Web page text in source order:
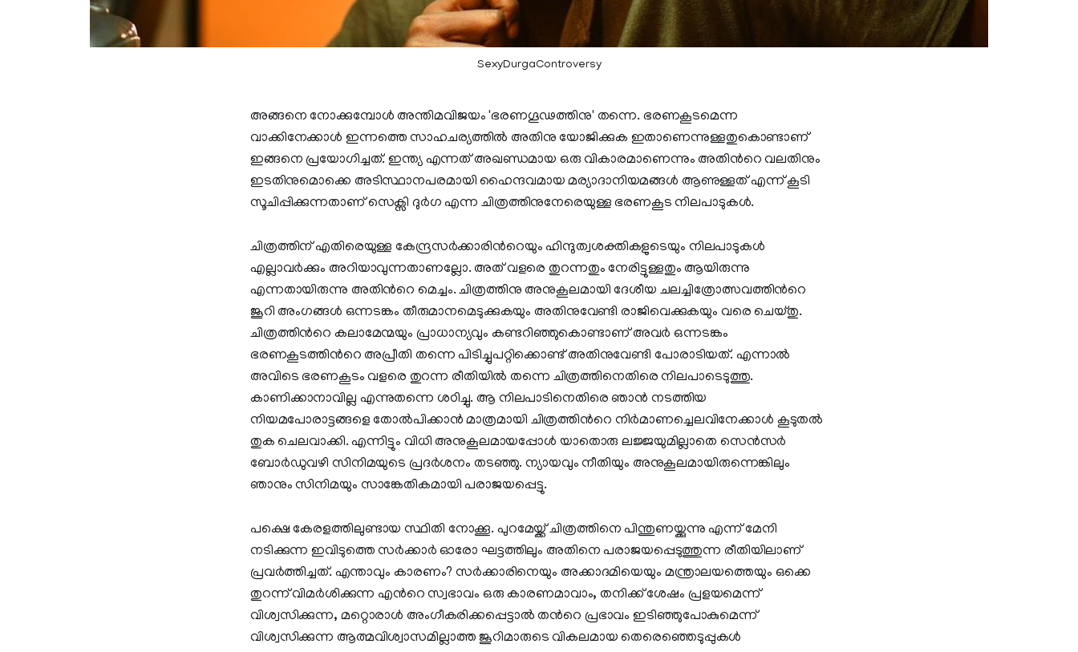
SexyDurgaControversy
അങ്ങനെ നോക്കുമ്പോൾ അന്തിമവിജയം 'ഭരണഗൂഢത്തിനു' തന്നെ. ഭരണകൂടമെന്ന
വാക്കിനേക്കാൾ ഇന്നത്തെ സാഹചര്യത്തിൽ അതിനു യോജിക്കുക ഇതാണെന്നുള്ളതുകൊണ്ടാണ്
ഇങ്ങനെ പ്രയോഗിച്ചത്. ഇന്ത്യ എന്നത് അഖണ്ഡമായ ഒരു വികാരമാണെന്നും അതിന്‍റെ വലതിനും
ഇടതിനുമൊക്കെ അടിസ്ഥാനപരമായി ഹൈന്ദവമായ മര്യാദാനിയമങ്ങൾ ആണുള്ളത് എന്ന് കൂടി
സൂചിപ്പിക്കുന്നതാണ് സെക്സി ദുർഗ എന്ന ചിത്രത്തിനുനേരെയുള്ള ഭരണകൂട നിലപാടുകൾ.
ചിത്രത്തിന് എതിരെയുള്ള കേന്ദ്രസർക്കാരിന്‍റെയും ഹിന്ദുത്വശക്തികളുടെയും നിലപാടുകൾ
എല്ലാവർക്കും അറിയാവുന്നതാണല്ലോ. അത് വളരെ തുറന്നതും നേരിട്ടുള്ളതും ആയിരുന്നു
എന്നതായിരുന്നു അതിന്‍റെ മെച്ചം. ചിത്രത്തിനു അനുകൂലമായി ദേശീയ ചലച്ചിത്രോത്സവത്തിന്‍റെ
ജൂറി അംഗങ്ങൾ ഒന്നടങ്കം തീരുമാനമെടുക്കുകയും അതിനുവേണ്ടി രാജിവെക്കുകയും വരെ ചെയ്തു.
ചിത്രത്തിന്‍റെ കലാമേന്മയും പ്രാധാന്യവും കണ്ടറിഞ്ഞുകൊണ്ടാണ് അവർ ഒന്നടങ്കം
ഭരണകൂടത്തിന്‍റെ അപ്രീതി തന്നെ പിടിച്ചുപറ്റിക്കൊണ്ട് അതിനുവേണ്ടി പോരാടിയത്. എന്നാൽ
അവിടെ ഭരണകൂടം വളരെ തുറന്ന രീതിയിൽ തന്നെ ചിത്രത്തിനെതിരെ നിലപാടെടുത്തു.
കാണിക്കാനാവില്ല എന്നുതന്നെ ശഠിച്ചു. ആ നിലപാടിനെതിരെ ഞാൻ നടത്തിയ
നിയമപോരാട്ടങ്ങളെ തോൽപിക്കാൻ മാത്രമായി ചിത്രത്തിന്‍റെ നിർമാണച്ചെലവിനേക്കാൾ കൂടുതൽ
തുക ചെലവാക്കി. എന്നിട്ടും വിധി അനുകൂലമായപ്പോൾ യാതൊരു ലജ്ജയുമില്ലാതെ സെൻസർ
ബോർഡുവഴി സിനിമയുടെ പ്രദർശനം തടഞ്ഞു. ന്യായവും നീതിയും അനുകൂലമായിരുന്നെങ്കിലും
ഞാനും സിനിമയും സാങ്കേതികമായി പരാജയപ്പെട്ടു.
പക്ഷെ കേരളത്തിലുണ്ടായ സ്ഥിതി നോക്കൂ. പുറമേയ്ക്ക് ചിത്രത്തിനെ പിന്തുണയ്ക്കുന്നു എന്ന് മേനി
നടിക്കുന്ന ഇവിടുത്തെ സർക്കാർ ഓരോ ഘട്ടത്തിലും അതിനെ പരാജയപ്പെടുത്തുന്ന രീതിയിലാണ്
പ്രവർത്തിച്ചത്. എന്താവും കാരണം? സർക്കാരിനെയും അക്കാദമിയെയും മന്ത്രാലയത്തെയും ഒക്കെ
തുറന്ന് വിമർശിക്കുന്ന എന്‍റെ സ്വഭാവം ഒരു കാരണമാവാം, തനിക്ക് ശേഷം പ്രളയമെന്ന്
വിശ്വസിക്കുന്ന, മറ്റൊരാൾ അംഗീകരിക്കപ്പെട്ടാൽ തന്‍റെ പ്രഭാവം ഇടിഞ്ഞുപോകുമെന്ന്
വിശ്വസിക്കുന്ന ആത്മവിശ്വാസമില്ലാത്ത ജൂറിമാരുടെ വികലമായ തെരെഞ്ഞെടുപ്പുകൾ